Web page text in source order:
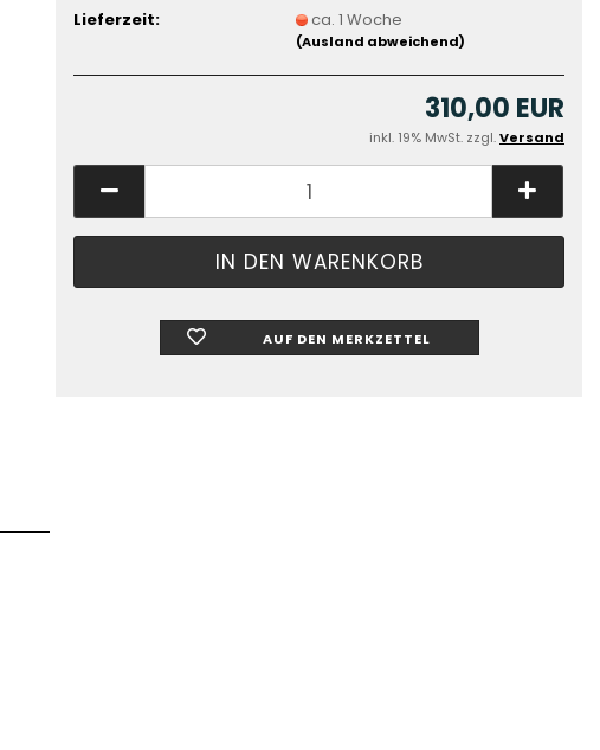
Lieferzeit:
ca. 1 Woche
(Ausland abweichend)
310,00 EUR
inkl. 19% MwSt. zzgl.Versand
AUF DEN MERKZETTEL